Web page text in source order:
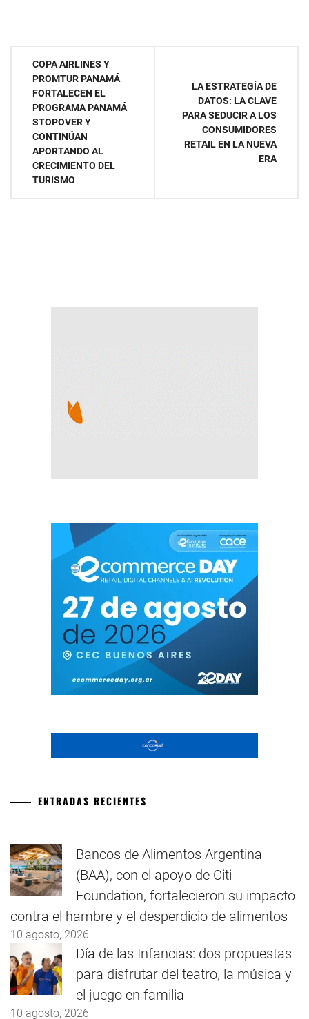
Navegación
entradas
COPA AIRLINES Y
PROMTUR PANAMÁ
FORTALECEN EL
PROGRAMA PANAMÁ
STOPOVER Y
CONTINÚAN
APORTANDO AL
CRECIMIENTO DEL
TURISMO
LA ESTRATEGÍA DE
DATOS: LA CLAVE
PARA SEDUCIR A LOS
CONSUMIDORES
RETAIL EN LA NUEVA
ERA
ENTRADAS RECIENTES
Bancos de Alimentos Argentina
(BAA), con el apoyo de Citi
Foundation, fortalecieron su impacto
contra el hambre y el desperdicio de alimentos
10 agosto, 2026
Día de las Infancias: dos propuestas
para disfrutar del teatro, la música y
el juego en familia
10 agosto, 2026